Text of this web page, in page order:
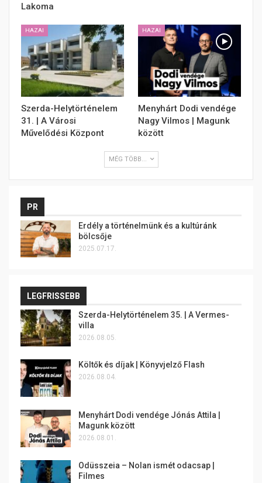
Lakoma
HAZAI
Szerda-Helytörténelem
31. | A Városi
Művelődési Központ
HAZAI
Menyhárt Dodi vendége
Nagy Vilmos | Magunk
között
MÉG TÖBB...
PR
Erdély a történelmünk és a kultúránk
bölcsője
2025.07.17.
LEGFRISSEBB
Szerda-Helytörténelem 35. | A Vermes-
villa
2026.08.05.
Költők és díjak | Könyvjelző Flash
2026.08.04.
Menyhárt Dodi vendége Jónás Attila |
Magunk között
2026.08.01.
Odüsszeia – Nolan ismét odacsap |
Filmes